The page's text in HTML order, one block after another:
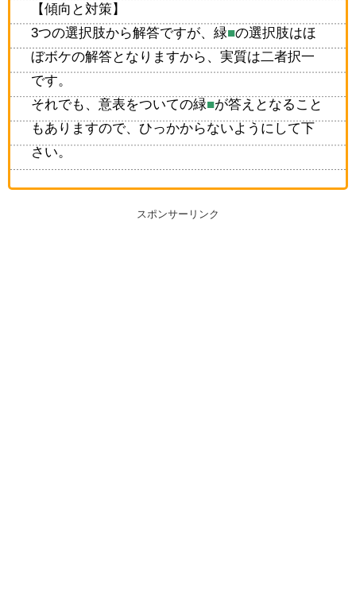
【傾向と対策】
3つの選択肢から解答ですが、緑■の選択肢はほ
ぼボケの解答となりますから、実質は二者択一
です。
それでも、意表をついての緑■が答えとなること
もありますので、ひっかからないようにして下
さい。
スポンサーリンク